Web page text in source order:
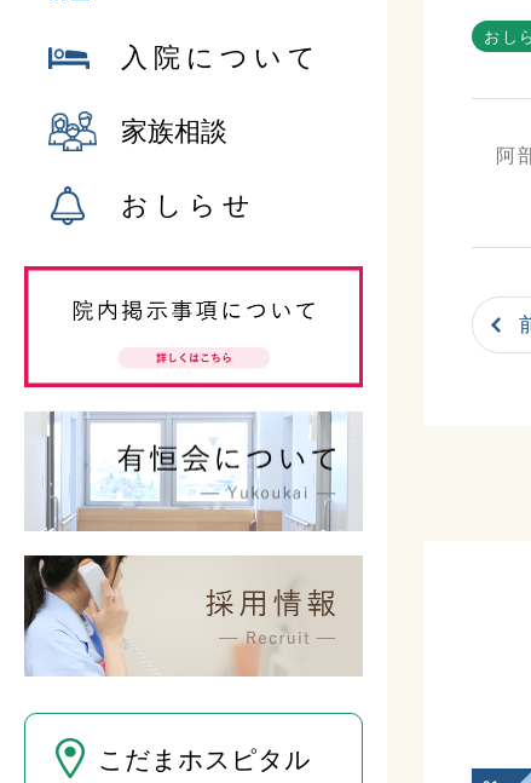
入院について
家族相談
おしらせ
こだまホスピタル
おし
阿